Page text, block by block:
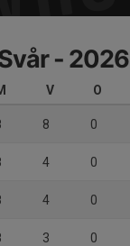
- 2026
V O
8 0
4 0
4 0
3 0